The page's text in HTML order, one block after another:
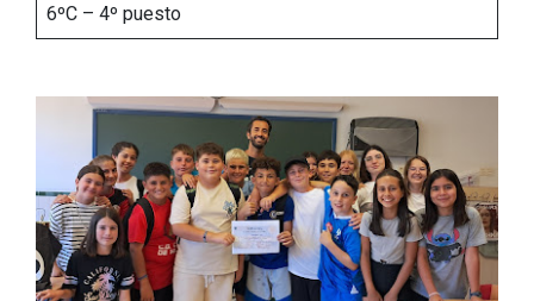
6ºC – 4º puesto